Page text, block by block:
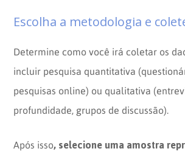
Escolha a metodologia e
Determine como você irá coletar os
incluir pesquisa quantitativa
pesquisas online) ou qualitativa
profundidade, grupos de discussão).
Após isso, selecione uma amostra